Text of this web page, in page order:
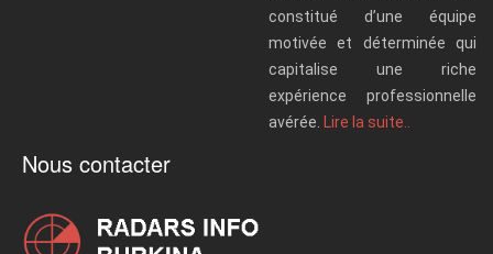
constitué d’une équipe
motivée et déterminée qui
capitalise une riche
expérience professionnelle
avérée.
Lire la suite..
Nous contacter